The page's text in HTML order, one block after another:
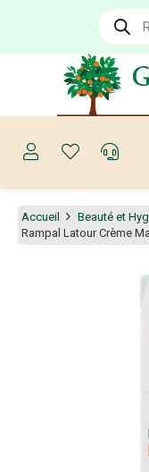
Recherche
produits
Accueil Beauté et
Rampal Latour Crème